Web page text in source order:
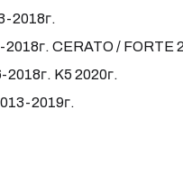
2018г.
CERATO / FORTE
K5 2020г.
2019г.